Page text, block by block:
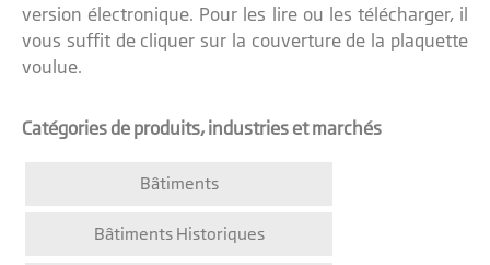
version électronique. Pour les lire ou les télécharger, il
vous suffit de cliquer sur la couverture de la plaquette
voulue.
Catégories de produits, industries et marchés
Bâtiments
Bâtiments Historiques